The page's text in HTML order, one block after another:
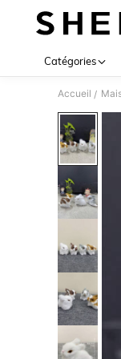
Catégories
Accueil /